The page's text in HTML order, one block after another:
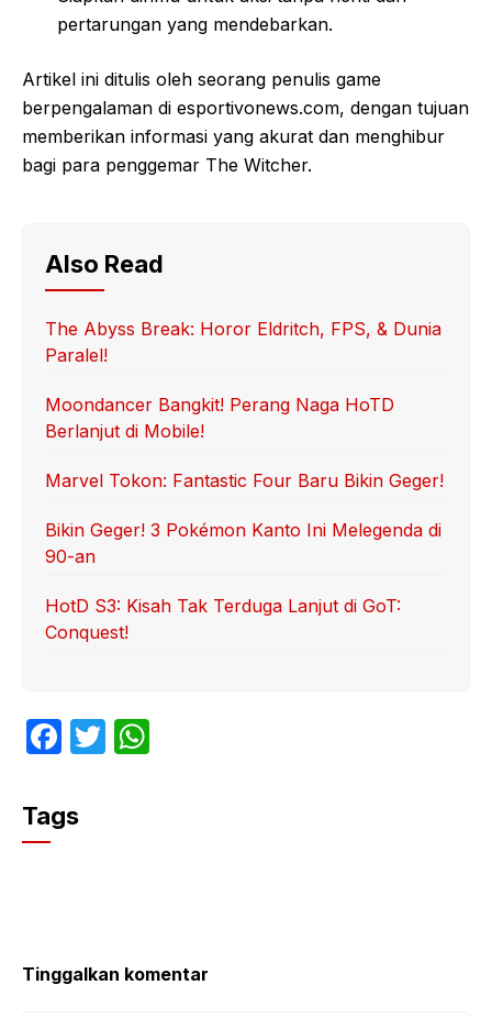
pertarungan yang mendebarkan.
Artikel ini ditulis oleh seorang penulis game
berpengalaman di esportivonews.com, dengan tujuan
memberikan informasi yang akurat dan menghibur
bagi para penggemar The Witcher.
Also Read
The Abyss Break: Horor Eldritch, FPS, & Dunia
Paralel!
Moondancer Bangkit! Perang Naga HoTD
Berlanjut di Mobile!
Marvel Tokon: Fantastic Four Baru Bikin Geger!
Bikin Geger! 3 Pokémon Kanto Ini Melegenda di
90-an
HotD S3: Kisah Tak Terduga Lanjut di GoT:
Conquest!
F
c
e
k
T
Tags
Tinggalkan komentar